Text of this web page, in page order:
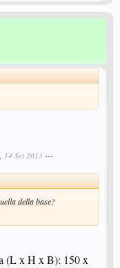
14 Set 2013 ---
della base?
(L x H x B): 150 x